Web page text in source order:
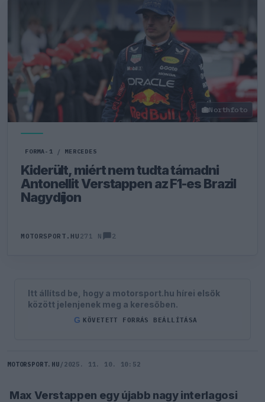
Northfoto
FORMA-1 / MERCEDES
Kiderült, miért nem tudta támadni
Antonellit Verstappen az F1-es Brazil
Nagydíjon
MOTORSPORT.HU 271 N 2
Itt állítsd be, hogy a motorsport.hu hírei elsők
között jelenjenek meg a keresőben.
G KÖVETETT FORRÁS BEÁLLÍTÁSA
MOTORSPORT.HU / 2025. 11. 10. 10:52
Max Verstappen egy újabb nagy interlagosi